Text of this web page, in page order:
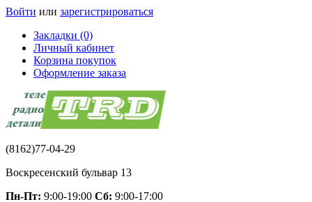
Войти или зарегистрироваться
Закладки (0)
Личный кабинет
Корзина покупок
Оформление заказа
(8162)77-04-29
Воскресенский бульвар 13
Пн-Пт: 9:00-19:00 Сб: 9:00-17:00